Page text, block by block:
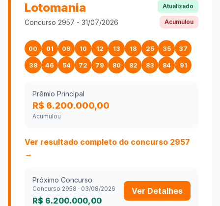
Lotomania
Concurso 2957 - 31/07/2026
Atualizado
Acumulou
00 01 09 10 12 13 18 25 35 37
38 46 54 72 79 80 82 83 84 91
Prêmio Principal
R$ 6.200.000,00
Acumulou
Ver resultado completo do concurso 2957
→
Próximo Concurso
Concurso 2958 · 03/08/2026
R$ 6.200.000,00
Ver Detalhes